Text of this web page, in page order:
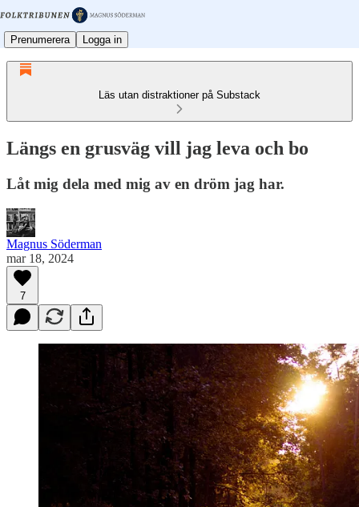
Prenumerera Logga in
Läs utan distraktioner på Substack
Längs en grusväg vill jag leva och bo
Låt mig dela med mig av en dröm jag har.
Magnus Söderman
mar 18, 2024
7